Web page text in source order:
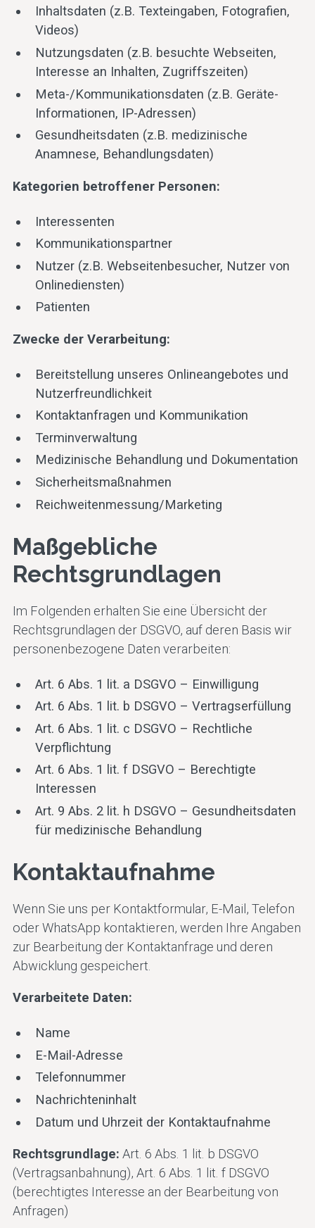
Inhaltsdaten (z.B. Texteingaben, Fotografien,
Videos)
Nutzungsdaten (z.B. besuchte Webseiten,
Interesse an Inhalten, Zugriffszeiten)
Meta-/Kommunikationsdaten (z.B. Geräte-
Informationen, IP-Adressen)
Gesundheitsdaten (z.B. medizinische
Anamnese, Behandlungsdaten)
Kategorien betroffener Personen:
Interessenten
Kommunikationspartner
Nutzer (z.B. Webseitenbesucher, Nutzer von
Onlinediensten)
Patienten
Zwecke der Verarbeitung:
Bereitstellung unseres Onlineangebotes und
Nutzerfreundlichkeit
Kontaktanfragen und Kommunikation
Terminverwaltung
Medizinische Behandlung und Dokumentation
Sicherheitsmaßnahmen
Reichweitenmessung/Marketing
Maßgebliche
Rechtsgrundlagen
Im Folgenden erhalten Sie eine Übersicht der
Rechtsgrundlagen der DSGVO, auf deren Basis wir
personenbezogene Daten verarbeiten:
Art. 6 Abs. 1 lit. a DSGVO – Einwilligung
Art. 6 Abs. 1 lit. b DSGVO – Vertragserfüllung
Art. 6 Abs. 1 lit. c DSGVO – Rechtliche
Verpflichtung
Art. 6 Abs. 1 lit. f DSGVO – Berechtigte
Interessen
Art. 9 Abs. 2 lit. h DSGVO – Gesundheitsdaten
für medizinische Behandlung
Kontaktaufnahme
Wenn Sie uns per Kontaktformular, E-Mail, Telefon
oder WhatsApp kontaktieren, werden Ihre Angaben
zur Bearbeitung der Kontaktanfrage und deren
Abwicklung gespeichert.
Verarbeitete Daten:
Name
E-Mail-Adresse
Telefonnummer
Nachrichteninhalt
Datum und Uhrzeit der Kontaktaufnahme
Rechtsgrundlage: Art. 6 Abs. 1 lit. b DSGVO
(Vertragsanbahnung), Art. 6 Abs. 1 lit. f DSGVO
(berechtigtes Interesse an der Bearbeitung von
Anfragen)